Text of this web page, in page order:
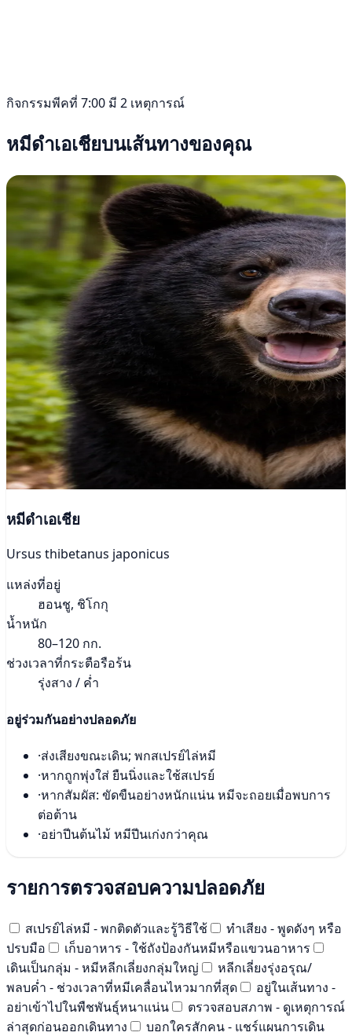
กิจกรรมพีคที่ 7:00 มี 2 เหตุการณ์
หมีดำเอเชียบนเส้นทางของคุณ
หมีดำเอเชีย
Ursus thibetanus japonicus
แหล่งที่อยู่
ฮอนชู, ชิโกกุ
น้ำหนัก
80–120 กก.
ช่วงเวลาที่กระตือรือร้น
รุ่งสาง / ค่ำ
อยู่ร่วมกันอย่างปลอดภัย
·ส่งเสียงขณะเดิน; พกสเปรย์ไล่หมี
·หากถูกพุ่งใส่ ยืนนิ่งและใช้สเปรย์
·หากสัมผัส: ขัดขืนอย่างหนักแน่น หมีจะถอยเมื่อพบการ
ต่อต้าน
·อย่าปีนต้นไม้ หมีปีนเก่งกว่าคุณ
รายการตรวจสอบความปลอดภัย
สเปรย์ไล่หมี - พกติดตัวและรู้วิธีใช้
ทำเสียง - พูดดังๆ หรือ
ปรบมือ
เก็บอาหาร - ใช้ถังป้องกันหมีหรือแขวนอาหาร
เดินเป็นกลุ่ม - หมีหลีกเลี่ยงกลุ่มใหญ่
หลีกเลี่ยงรุ่งอรุณ/
พลบค่ำ - ช่วงเวลาที่หมีเคลื่อนไหวมากที่สุด
อยู่ในเส้นทาง -
อย่าเข้าไปในพืชพันธุ์หนาแน่น
ตรวจสอบสภาพ - ดูเหตุการณ์
ล่าสุดก่อนออกเดินทาง
บอกใครสักคน - แชร์แผนการเดิน